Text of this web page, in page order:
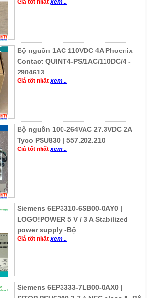
Giá tốt nhấtxem...
Bộ nguồn 1AC 110VDC 4A Phoenix
Contact QUINT4-PS/1AC/110DC/4 -
2904613
Giá tốt nhấtxem...
Bộ nguồn 100-264VAC 27.3VDC 2A
Tyco PSU830 | 557.202.210
Giá tốt nhấtxem...
Siemens 6EP3310-6SB00-0AY0 |
LOGO!POWER 5 V / 3 A Stabilized
power supply -Bộ
Giá tốt nhấtxem...
Siemens 6EP3333-7LB00-0AX0 |